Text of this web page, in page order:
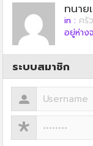
ทนาย
in : ครั
อยู่ห่าง
ระบบสมาชิก